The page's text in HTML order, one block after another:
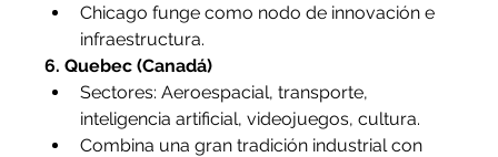
Chicago funge como nodo de innovación e
infraestructura.
6. Quebec (Canadá)
Sectores: Aeroespacial, transporte,
inteligencia artificial, videojuegos, cultura.
Combina una gran tradición industrial con